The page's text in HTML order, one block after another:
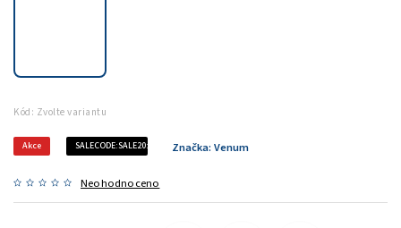
Kód: Zvolte variantu
Akce SALECODE:SALE20:20:%
Neohodnoceno
Značka: Venum